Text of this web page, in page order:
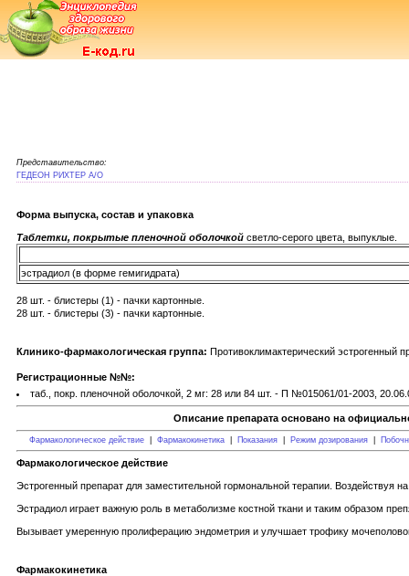
Представительство:
ГЕДЕОН РИХТЕР А/О
Форма выпуска, состав и упаковка
Таблетки, покрытые пленочной оболочкой светло-серого цвета, выпуклые.
эстрадиол (в форме гемигидрата)
28 шт. - блистеры (1) - пачки картонные.
28 шт. - блистеры (3) - пачки картонные.
Клинико-фармакологическая группа: Противоклимактерический эстрогенный
Регистрационные №№:
таб., покр. пленочной оболочкой, 2 мг: 28 или 84 шт. - П №015061/01-2003,
Описание препарата основано на
Фармакологическое действие| Фармакокинетика| Показания| Режим дозирования|
Фармакологическое действие
Эстрогенный препарат для заместительной гормональной терапии. Воздействуя
Эстрадиол играет важную роль в метаболизме костной ткани и таким образом
Вызывает умеренную пролиферацию эндометрия и улучшает трофику
Фармакокинетика